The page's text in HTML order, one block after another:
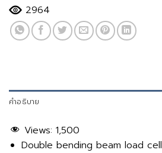
2964
คำอธิบาย
Views: 1,500
Double bending beam load cell